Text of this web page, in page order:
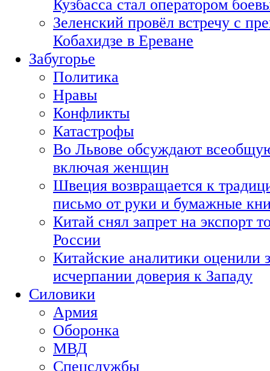
Кузбасса стал оператором
Зеленский провёл встречу с
Кобахидзе в Ереване
Забугорье
Политика
Нравы
Конфликты
Катастрофы
Во Львове обсуждают
включая женщин
Швеция возвращается к
письмо от руки и бумажные
Китай снял запрет на экспорт
России
Китайские аналитики оценили
исчерпании доверия к Западу
Силовики
Армия
Оборонка
МВД
Спецслужбы